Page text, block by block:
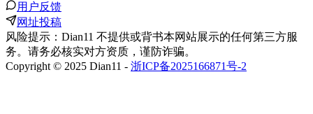
用户反馈
网址投稿
风险提示：Dian11 不提供或背书本网站展示的任何第三方服
务。请务必核实对方资质，谨防诈骗。
Copyright © 2025 Dian11 - 浙ICP备2025166871号-2